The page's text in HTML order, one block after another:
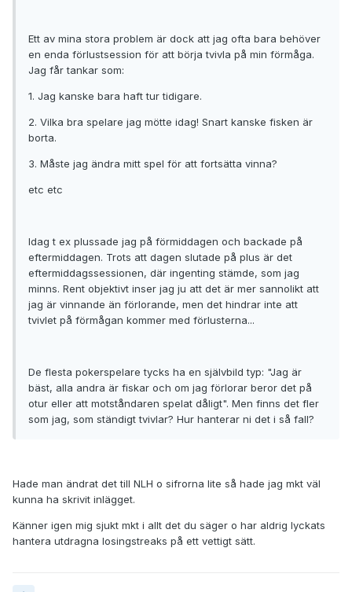
Ett av mina stora problem är dock att jag ofta bara behöver
en enda förlustsession för att börja tvivla på min förmåga.
Jag får tankar som:
1. Jag kanske bara haft tur tidigare.
2. Vilka bra spelare jag mötte idag! Snart kanske fisken är
borta.
3. Måste jag ändra mitt spel för att fortsätta vinna?
etc etc
Idag t ex plussade jag på förmiddagen och backade på
eftermiddagen. Trots att dagen slutade på plus är det
eftermiddagssessionen, där ingenting stämde, som jag
minns. Rent objektivt inser jag ju att det är mer sannolikt att
jag är vinnande än förlorande, men det hindrar inte att
tvivlet på förmågan kommer med förlusterna...
De flesta pokerspelare tycks ha en självbild typ: "Jag är
bäst, alla andra är fiskar och om jag förlorar beror det på
otur eller att motståndaren spelat dåligt". Men finns det fler
som jag, som ständigt tvivlar? Hur hanterar ni det i så fall?
Hade man ändrat det till NLH o sifrorna lite så hade jag mkt väl
kunna ha skrivit inlägget.
Känner igen mig sjukt mkt i allt det du säger o har aldrig lyckats
hantera utdragna losingstreaks på ett vettigt sätt.